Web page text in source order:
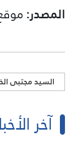
المصدر:
السيد مجتبى
آخر